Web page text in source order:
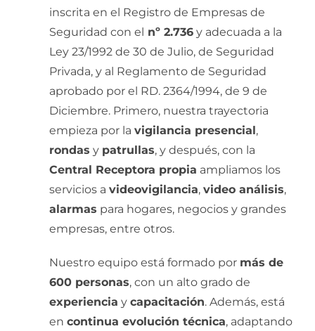
inscrita en el Registro de Empresas de
Seguridad con el nº 2.736y adecuada a la
Ley 23/1992 de 30 de Julio, de Seguridad
Privada, y al Reglamento de Seguridad
aprobado por el RD. 2364/1994, de 9 de
Diciembre. Primero, nuestra trayectoria
empieza por la vigilancia presencial,
rondas y patrullas, y después, con la
Central Receptora propia ampliamos los
servicios a videovigilancia, video análisis,
alarmas para hogares, negocios y grandes
empresas, entre otros.
Nuestro equipo está formado por más de
600 personas, con un alto grado de
experiencia y capacitación. Además, está
en continua evolución técnica, adaptando